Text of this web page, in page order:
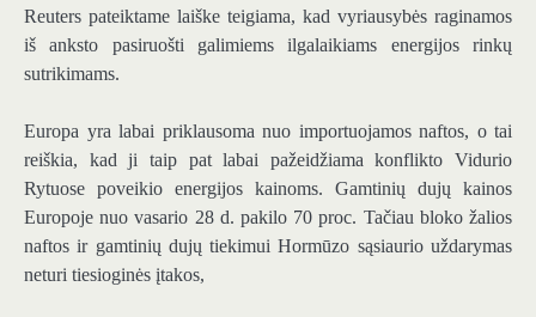
Reuters pateiktame laiške teigiama, kad vyriausybės raginamos
iš anksto pasiruošti galimiems ilgalaikiams energijos rinkų
sutrikimams.
Europa yra labai priklausoma nuo importuojamos naftos, o tai
reiškia, kad ji taip pat labai pažeidžiama konflikto Vidurio
Rytuose poveikio energijos kainoms. Gamtinių dujų kainos
Europoje nuo vasario 28 d. pakilo 70 proc. Tačiau bloko žalios
naftos ir gamtinių dujų tiekimui Hormūzo sąsiaurio uždarymas
neturi tiesioginės įtakos,